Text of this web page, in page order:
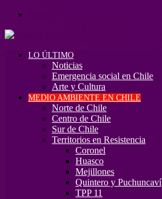
LO ÚLTIMO
Noticias
Emergencia social en Chile
Arte y Cultura
MEDIO AMBIENTE EN CHILE
Norte de Chile
Centro de Chile
Sur de Chile
Territorios en Resistencia
Coronel
Huasco
Mejillones
Quintero y Puchuncaví
TPP 11